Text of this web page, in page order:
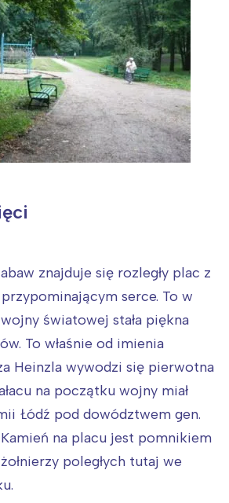
znajduje się rozległy plac z
przypominającym serce. To w
światowej stała piękna
To właśnie od imienia
Heinzla wywodzi się pierwotna
na początku wojny miał
Łódź pod dowództwem gen.
na placu jest pomnikiem
poległych tutaj we